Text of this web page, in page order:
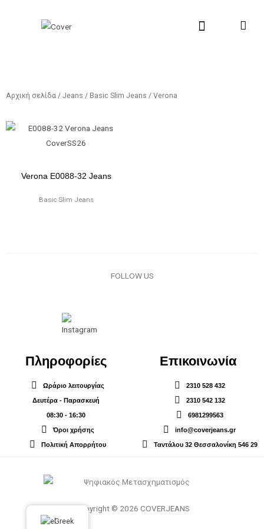
Αρχική σελίδα / Jeans / Basic Slim Jeans / Verona
Verona E0088-32 Jeans
Basic Slim Jeans
FOLLOW US
Πληροφορίες
Ωράριο λειτουργίας
Δευτέρα - Παρασκευή
08:30 - 16:30
Όροι χρήσης
Πολιτική Απορρήτου
Επικοινωνία
2310 528 432
2310 542 132
6981299563
info@coverjeans.gr
Ταντάλου 32 Θεσσαλονίκη 546 29
Copyright © 2026 COVERJEANS
Greek